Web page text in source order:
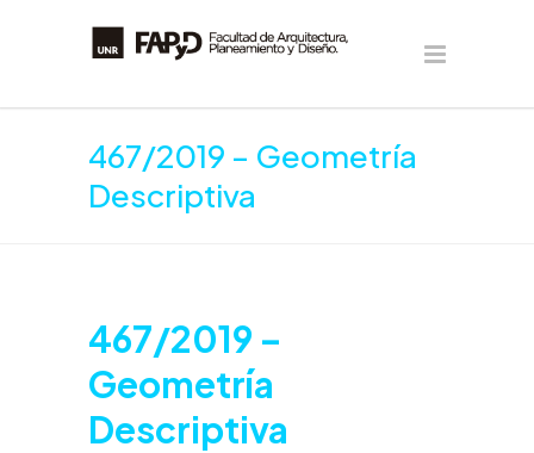
467/2019 – Geometría
Descriptiva
467/2019 –
Geometría
Descriptiva